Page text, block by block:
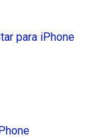
para iPhone